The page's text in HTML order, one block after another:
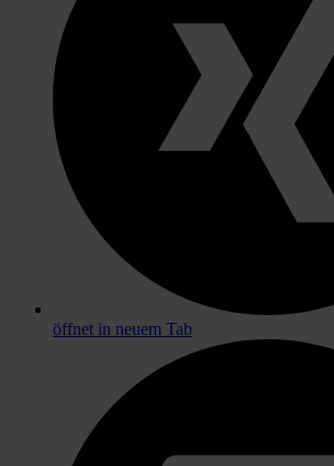
öffnet in neuem Tab